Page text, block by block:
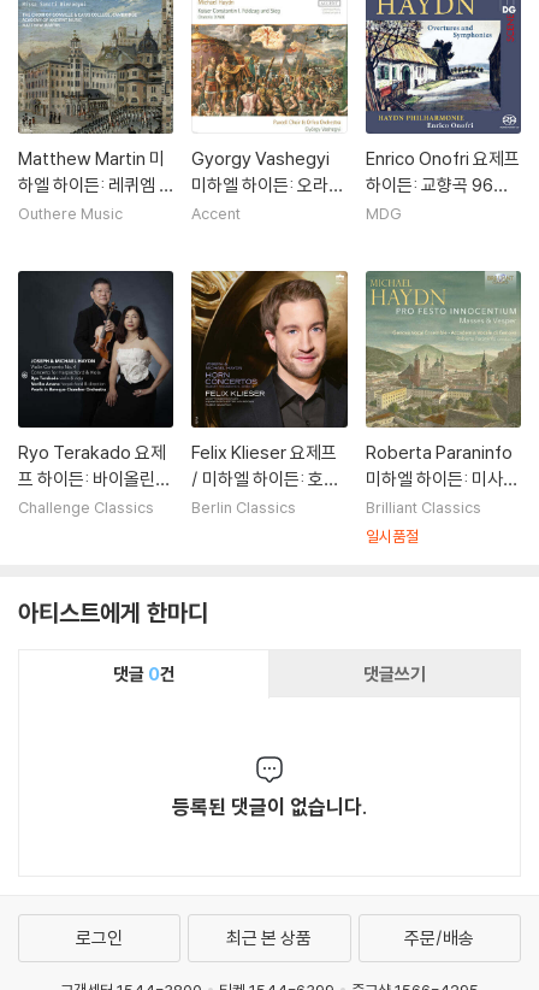
Matthew Martin 미
하엘 하이든: 레퀴엠 &
성 히에로니무스 미사
o Archiepiscopo Si
gismundo & Missa
Sancti Hieronymi)
Outhere Music
Gyorgy Vashegyi
미하엘 하이든: 오라토
리오 '콘스탄티누스 1
statin Feldzug und
Sieg)
Accent
Enrico Onofri 요제프
하이든: 교향곡 96번
‘기적’ / 미하엘 하이든:
dn: Overtures And
Symphonies)
MDG
Ryo Terakado 요제
프 하이든: 바이올린
협주곡 4번 G장조, 미
n: Violin Concerto
n: Concerto for Har
psichord & Viola)
Challenge Classics
Felix Klieser 요제프
/ 미하엘 하이든: 호른
협주곡 (Joseph / Mi
Berlin Classics
Roberta Paraninfo
미하엘 하이든: 미사와
저녁 기도 (Michael H
aydn: Pro Festo Inn
Brilliant Classics
일시품절
아티스트에게 한마디
댓글 0건 댓글쓰기
등록된 댓글이 없습니다.
로그인 최근 본 상품 주문/배송